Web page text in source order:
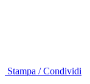
Stampa / Condividi